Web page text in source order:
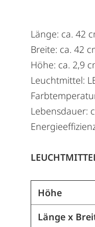
Länge: ca. 42
Breite: ca. 42
Höhe: ca. 2,9
Leuchtmittel:
Lebensdauer:
Höhe
Länge x